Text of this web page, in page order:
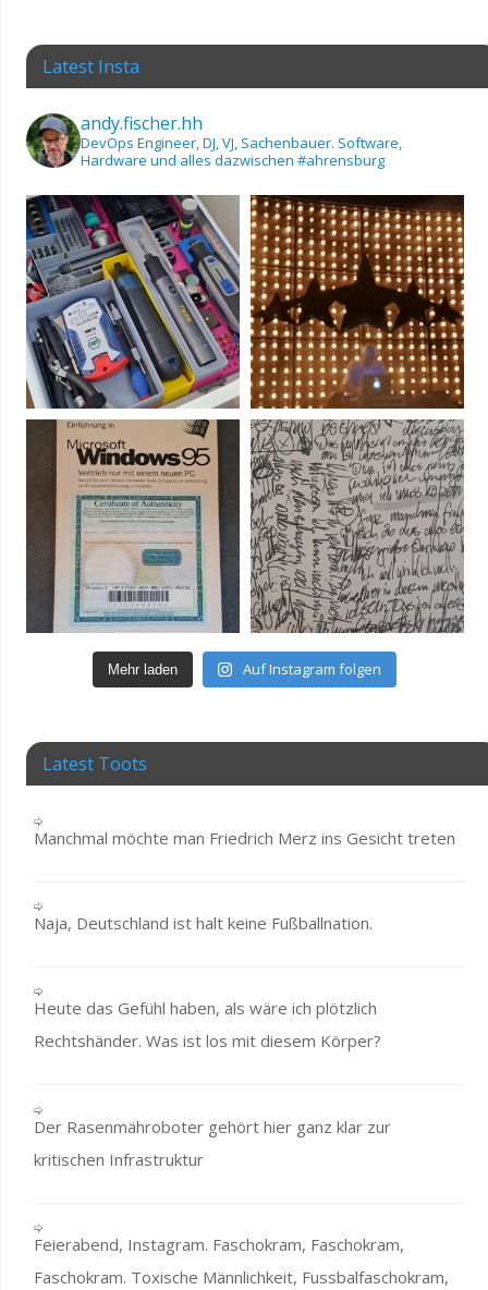
Latest Insta
andy.fischer.hh
DevOps Engineer, DJ, VJ, Sachenbauer. Software,
Hardware und alles dazwischen #ahrensburg
Mehr laden Auf Instagram folgen
Latest Toots
Manchmal möchte man Friedrich Merz ins Gesicht treten
Naja, Deutschland ist halt keine Fußballnation.
Heute das Gefühl haben, als wäre ich plötzlich
Rechtshänder. Was ist los mit diesem Körper?
Der Rasenmähroboter gehört hier ganz klar zur
kritischen Infrastruktur
Feierabend, Instagram. Faschokram, Faschokram,
Faschokram. Toxische Männlichkeit, Fussbalfaschokram,